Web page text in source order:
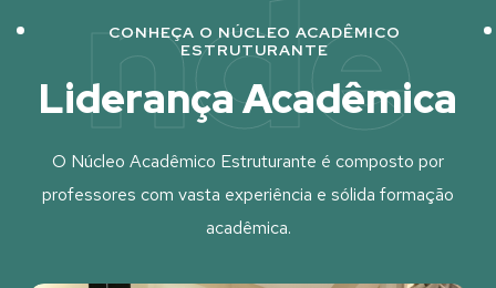
nde
CONHEÇA O NÚCLEO ACADÊMICO
ESTRUTURANTE
Liderança Acadêmica
O Núcleo Acadêmico Estruturante é composto por
professores com vasta experiência e sólida formação
acadêmica.